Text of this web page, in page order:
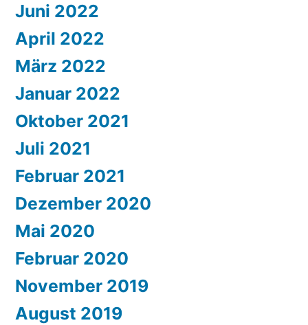
Juni 2022
April 2022
März 2022
Januar 2022
Oktober 2021
Juli 2021
Februar 2021
Dezember 2020
Mai 2020
Februar 2020
November 2019
August 2019